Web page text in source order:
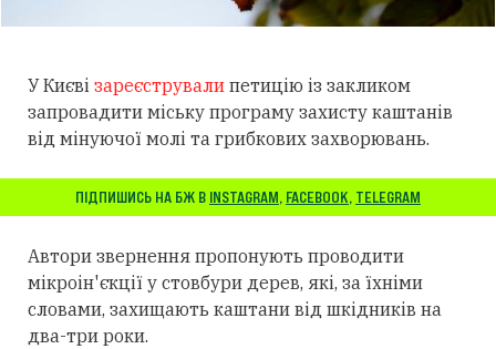
У Києві зареєстрували петицію із закликом
запровадити міську програму захисту каштанів
від мінуючої молі та грибкових захворювань.
ПІДПИШИСЬ НА БЖ В INSTAGRAM, FACEBOOK, TELEGRAM
Автори звернення пропонують проводити
мікроін'єкції у стовбури дерев, які, за їхніми
словами, захищають каштани від шкідників на
два-три роки.